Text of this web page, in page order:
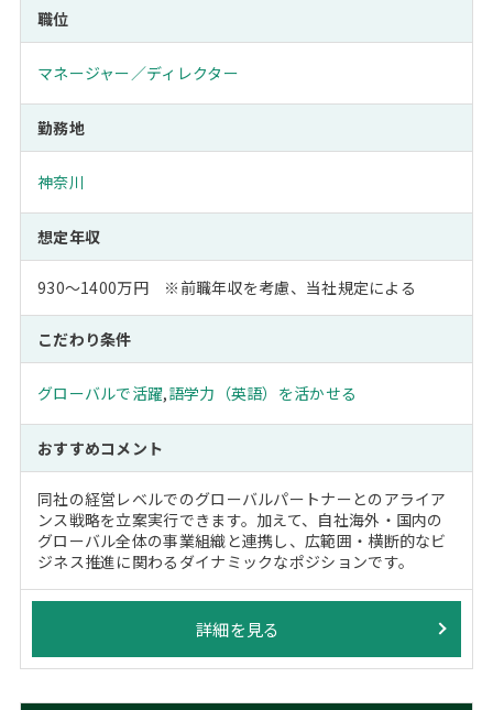
職位
マネージャー／ディレクター
勤務地
神奈川
想定年収
930～1400万円 ※前職年収を考慮、当社規定による
こだわり条件
グローバルで活躍,語学力（英語）を活かせる
おすすめコメント
同社の経営レベルでのグローバルパートナーとのアライア
ンス戦略を立案実行できます。加えて、自社海外・国内の
グローバル全体の事業組織と連携し、広範囲・横断的なビ
ジネス推進に関わるダイナミックなポジションです。
詳細を見る